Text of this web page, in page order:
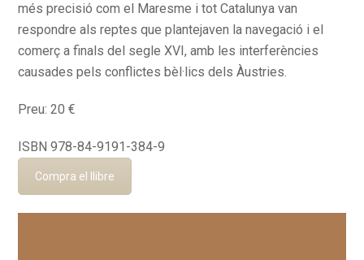
més precisió com el Maresme i tot Catalunya van
respondre als reptes que plantejaven la navegació i el
comerç a finals del segle XVI, amb les interferències
causades pels conflictes bèl·lics dels Àustries.
Preu: 20 €
ISBN 978-84-9191-384-9
Compra el llibre